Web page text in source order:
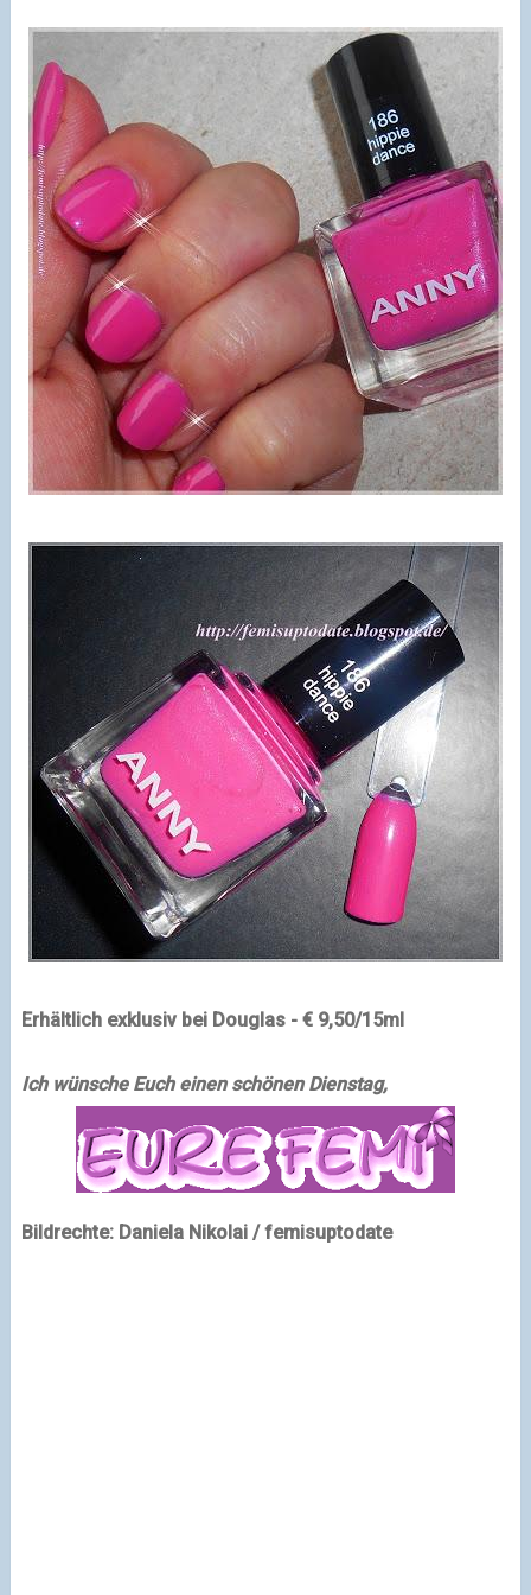
Erhältlich exklusiv bei Douglas - € 9,50/15ml
Ich wünsche Euch einen schönen Dienstag,
Bildrechte: Daniela Nikolai / femisuptodate